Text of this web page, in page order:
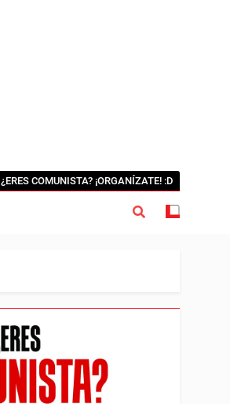
¿ERES COMUNISTA? ¡ORGANÍZATE! :D